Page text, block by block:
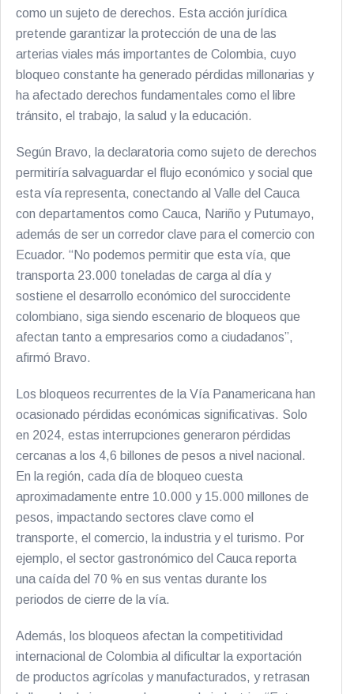
como un sujeto de derechos. Esta acción jurídica
pretende garantizar la protección de una de las
arterias viales más importantes de Colombia, cuyo
bloqueo constante ha generado pérdidas millonarias y
ha afectado derechos fundamentales como el libre
tránsito, el trabajo, la salud y la educación.
Según Bravo, la declaratoria como sujeto de derechos
permitiría salvaguardar el flujo económico y social que
esta vía representa, conectando al Valle del Cauca
con departamentos como Cauca, Nariño y Putumayo,
además de ser un corredor clave para el comercio con
Ecuador. “No podemos permitir que esta vía, que
transporta 23.000 toneladas de carga al día y
sostiene el desarrollo económico del suroccidente
colombiano, siga siendo escenario de bloqueos que
afectan tanto a empresarios como a ciudadanos”,
afirmó Bravo.
Los bloqueos recurrentes de la Vía Panamericana han
ocasionado pérdidas económicas significativas. Solo
en 2024, estas interrupciones generaron pérdidas
cercanas a los 4,6 billones de pesos a nivel nacional.
En la región, cada día de bloqueo cuesta
aproximadamente entre 10.000 y 15.000 millones de
pesos, impactando sectores clave como el
transporte, el comercio, la industria y el turismo. Por
ejemplo, el sector gastronómico del Cauca reporta
una caída del 70 % en sus ventas durante los
periodos de cierre de la vía.
Además, los bloqueos afectan la competitividad
internacional de Colombia al dificultar la exportación
de productos agrícolas y manufacturados, y retrasan